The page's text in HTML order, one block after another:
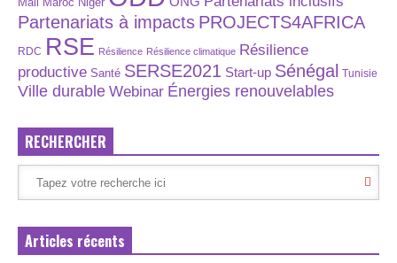
Mali
Partenariats à impacts PROJECTS4AFRICA
RDC RSE Résilience Résilience climatique Résilience
productive Santé SERSE2021 Start-up Sénégal Tunisie
Ville durable Webinar Énergies renouvelables
RECHERCHER
Articles récents